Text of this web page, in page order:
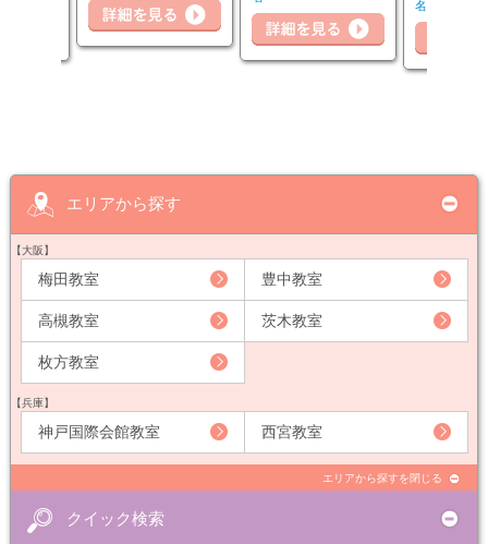
名
エリアから探す
【大阪】
梅田教室 豊中教室
高槻教室 茨木教室
枚方教室
【兵庫】
神戸国際会館教室 西宮教室
エリアから探すを閉じる
クイック検索